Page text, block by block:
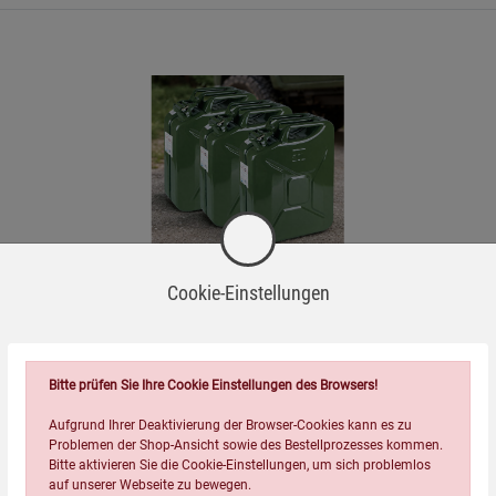
Dieselkanistern mit 21 mm Rüsseldurchmesser.
Entsorgung von Kunststoffprodukten.
3er-Pack Benzin-/Dieselkanister
(48)
79,99 €
Cookie-Einstellungen
Bitte prüfen Sie Ihre Cookie Einstellungen des Browsers!
Aufgrund Ihrer Deaktivierung der Browser-Cookies kann es zu
Problemen der Shop-Ansicht sowie des Bestellprozesses kommen.
Bitte aktivieren Sie die Cookie-Einstellungen, um sich problemlos
auf unserer Webseite zu bewegen.